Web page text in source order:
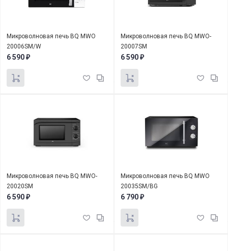
Микроволновая печь BQ MWO
20006SM/W
6 590 ₽
Микроволновая печь BQ MWO-
20007SM
6 590 ₽
Микроволновая печь BQ MWO-
20020SM
6 590 ₽
Микроволновая печь BQ MWO
20035SM/BG
6 790 ₽